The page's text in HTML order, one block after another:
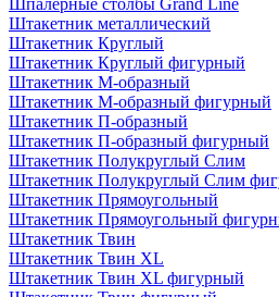
Шпалерные столбы Grand Line
Штакетник металлический
Штакетник Круглый
Штакетник Круглый фигурный
Штакетник М-образный
Штакетник М-образный фигурный
Штакетник П-образный
Штакетник П-образный фигурный
Штакетник Полукруглый Слим
Штакетник Полукруглый Слим
Штакетник Прямоугольный
Штакетник Прямоугольный
Штакетник Твин
Штакетник Твин XL
Штакетник Твин XL фигурный